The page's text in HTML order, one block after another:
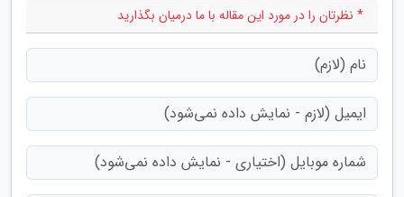
* نظرتان را در مورد این مقاله با ما درمیان بگذارید